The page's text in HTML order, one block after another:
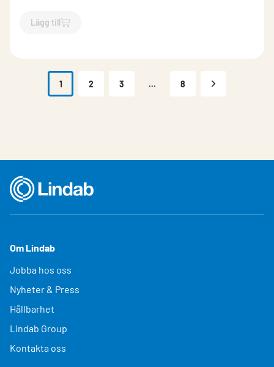
Lägg till
`$Lägg till
1 2 3 ... 8
Om Lindab
Jobba hos oss
Nyheter & Press
Hållbarhet
Lindab Group
Kontakta oss